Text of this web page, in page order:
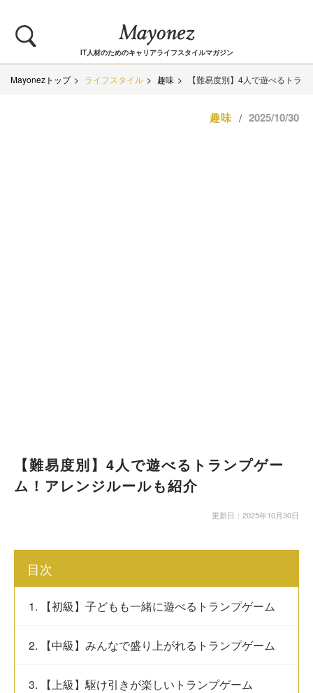
IT人材のためのキャリアライフスタイルマガジン
Mayonezトップ ライフスタイル 趣味 【難易度別】4人で遊べるトラ
趣味 / 2025/10/30
【難易度別】4人で遊べるトランプゲー
ム！アレンジルールも紹介
更新日：2025年10月30日
目次
1. 【初級】子どもも一緒に遊べるトランプゲーム
2. 【中級】みんなで盛り上がれるトランプゲーム
3. 【上級】駆け引きが楽しいトランプゲーム